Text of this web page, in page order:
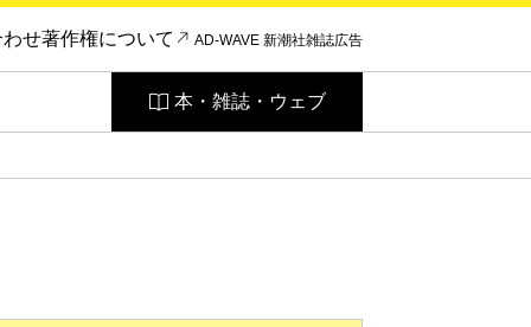
わせ著作権について AD-WAVE 新潮社雑誌広告
本・雑誌・ウェブ